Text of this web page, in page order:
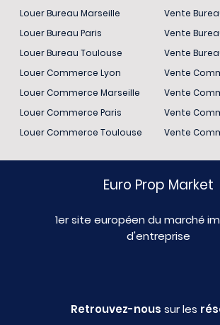
Louer Bureau Marseille
Louer Bureau Paris
Louer Bureau Toulouse
Louer Commerce Lyon
Louer Commerce Marseille
Louer Commerce Paris
Louer Commerce Toulouse
Vente
Vente
Vente
Vente
Vente
Vente
Vente
Euro Prop Market
1er site européen du marché
d'entreprise
Retrouvez-nous sur les